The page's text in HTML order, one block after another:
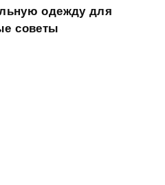
одежду для
советы